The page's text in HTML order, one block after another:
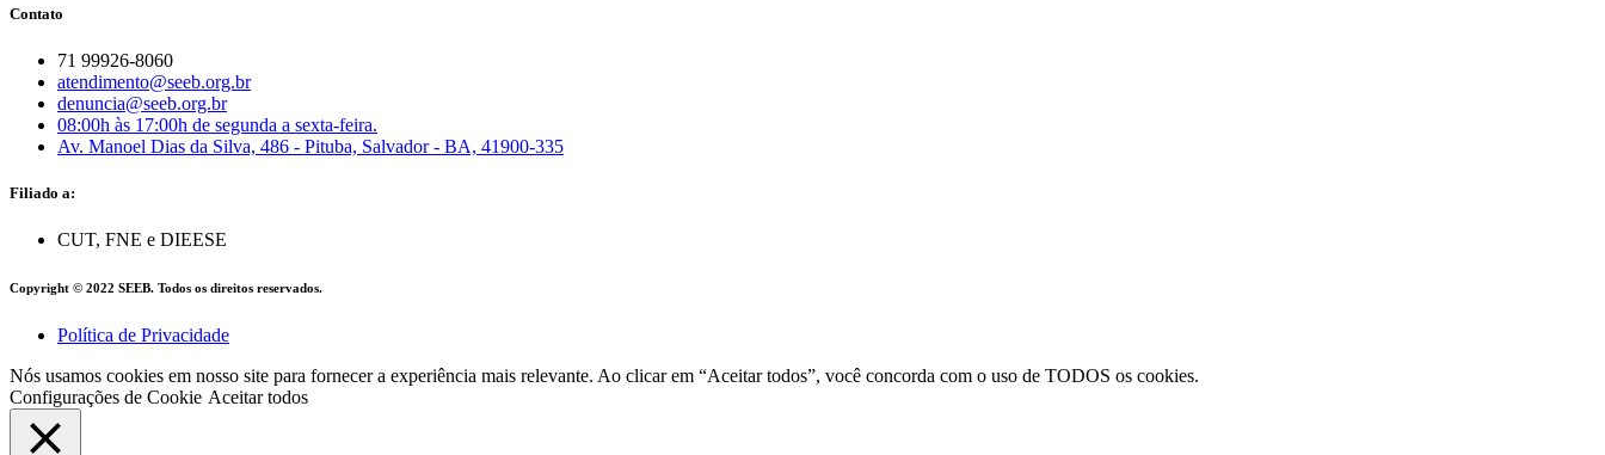
Contato
71 99926-8060
atendimento@seeb.org.br
denuncia@seeb.org.br
08:00h às 17:00h de segunda a sexta-feira.
Av. Manoel Dias da Silva, 486 - Pituba, Salvador - BA, 41900-335
Filiado a:
CUT, FNE e DIEESE
Copyright © 2022 SEEB. Todos os direitos reservados.
Política de Privacidade
Nós usamos cookies em nosso site para fornecer a experiência mais relevante. Ao clicar em “Aceitar todos”, você concorda com o uso de TODOS os cookies.
Configurações de Cookie Aceitar todos